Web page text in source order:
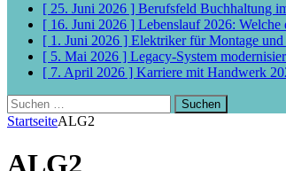
[ 25. Juni 2026 ] Berufsfeld Buchhaltung
[ 16. Juni 2026 ] Lebenslauf 2026:
[ 1. Juni 2026 ] Elektriker für Montage und
[ 5. Mai 2026 ] Legacy-System
[ 7. April 2026 ] Karriere mit Handwerk
Suchen
nach:
StartseiteALG2
ALG2